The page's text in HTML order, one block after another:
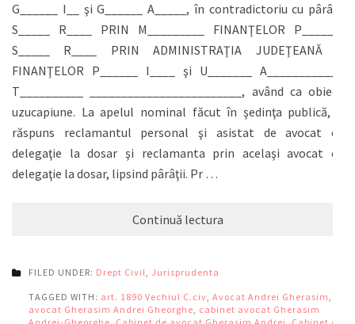
G______ I__ şi G______ A_____, în contradictoriu cu pârâţii
S_____ R____ PRIN M_________ FINANŢELOR P______,
S_____ R____ PRIN ADMINISTRAŢIA JUDEŢEANĂ A
FINANŢELOR P______ I____ şi U_______ A____________
T__________ ________________________, având ca obiect
uzucapiune. La apelul nominal făcut în şedinţa publică, a
răspuns reclamantul personal şi asistat de avocat cu
delegaţie la dosar şi reclamanta prin acelaşi avocat cu
delegaţie la dosar, lipsind pârâţii. Pr …
Continuă lectura
FILED UNDER: Drept Civil, Jurisprudenta
TAGGED WITH: art. 1890 Vechiul C.civ, Avocat Andrei Gherasim,
avocat Gherasim Andrei Gheorghe, cabinet avocat Gherasim